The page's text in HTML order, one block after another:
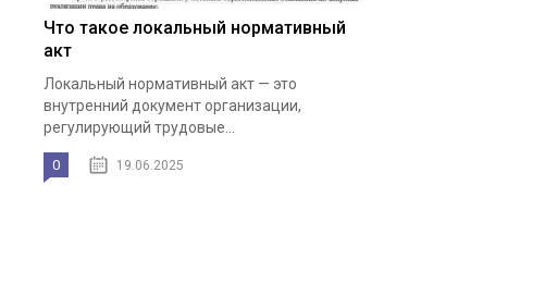
Что такое локальный нормативный
акт
Локальный нормативный акт — это
внутренний документ организации,
регулирующий трудовые...
0 19.06.2025